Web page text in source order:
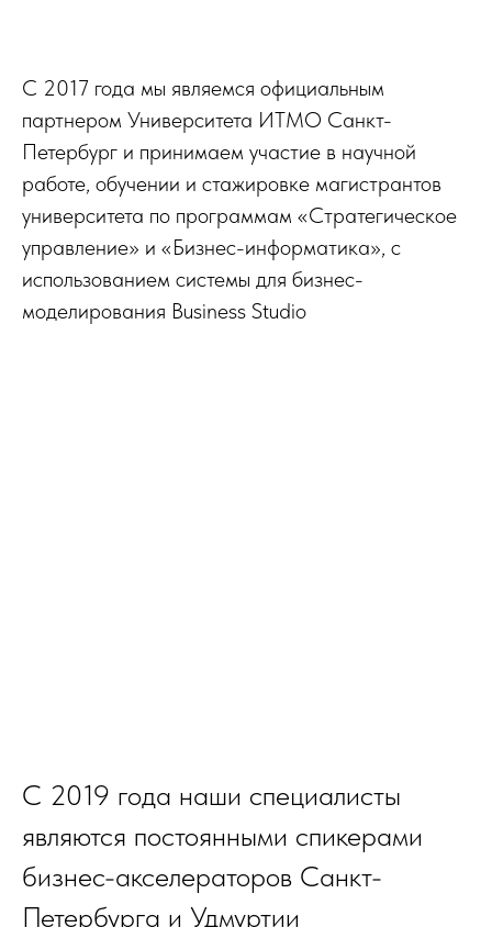
С 2017 года мы являемся официальным
партнером Университета ИТМО Санкт-
Петербург и принимаем участие в научной
работе, обучении и стажировке магистрантов
университета по программам «Стратегическое
управление» и «Бизнес-информатика», с
использованием системы для бизнес-
моделирования Business Studio
С 2019 года наши специалисты
являются постоянными спикерами
бизнес-акселераторов Санкт-
Петербурга и Удмуртии